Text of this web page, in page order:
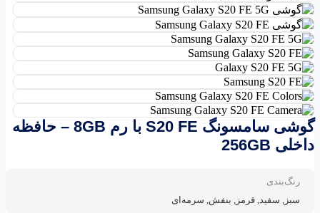
گوشی سامسونگ S20 FE با رم 8GB – حافظه
داخلی 256GB
رنگ‌بندی
سبز, سفید, قرمز, بنفش, سرمه‌ای